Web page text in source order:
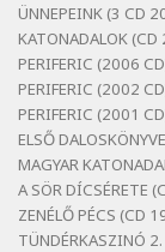
Bertók
Szélkiáltó
Szélkiáltó
Detlev von
Szélkiáltó
Fenyvesi
Szélkiáltó
ÜNNEPEINK (3 CD
KATONADALOK
PERIFERIC (2006
PERIFERIC (2002
PERIFERIC (2001
ELSŐ
MAGYAR
A SÖR DÍCSÉRETE
ZENÉLŐ PÉCS (CD
TÜNDÉRKASZINÓ